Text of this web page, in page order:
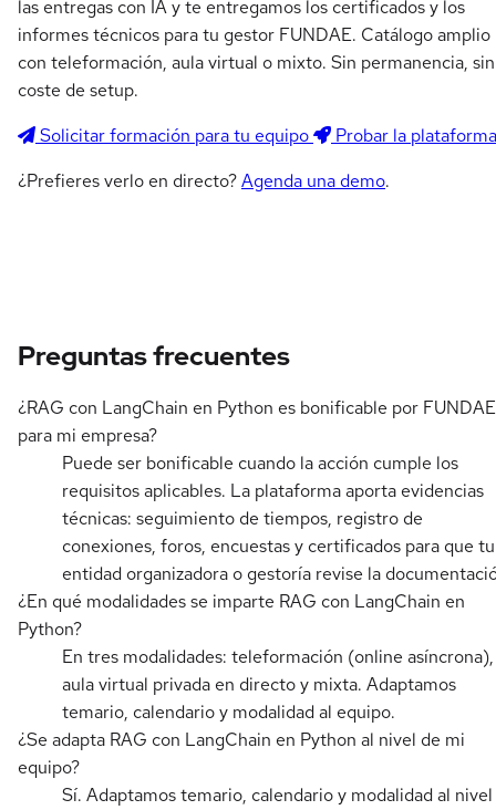
las entregas con IA y te entregamos los certificados y los
informes técnicos para tu gestor FUNDAE. Catálogo amplio
con teleformación, aula virtual o mixto. Sin permanencia, sin
coste de setup.
Solicitar formación para tu equipo
Probar la plataforma
¿Prefieres verlo en directo?Agenda una demo.
Preguntas frecuentes
¿RAG con LangChain en Python es bonificable por FUNDAE
para mi empresa?
Puede ser bonificable cuando la acción cumple los
requisitos aplicables. La plataforma aporta evidencias
técnicas: seguimiento de tiempos, registro de
conexiones, foros, encuestas y certificados para que tu
entidad organizadora o gestoría revise la
¿En qué modalidades se imparte RAG con LangChain en
Python?
En tres modalidades: teleformación (online asíncrona),
aula virtual privada en directo y mixta. Adaptamos
temario, calendario y modalidad al equipo.
¿Se adapta RAG con LangChain en Python al nivel de mi
equipo?
Sí. Adaptamos temario, calendario y modalidad al